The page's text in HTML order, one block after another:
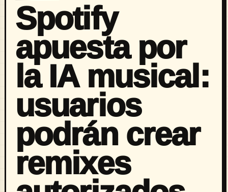
Spotify
apuesta por
la IA musical:
usuarios
podrán crear
remixes